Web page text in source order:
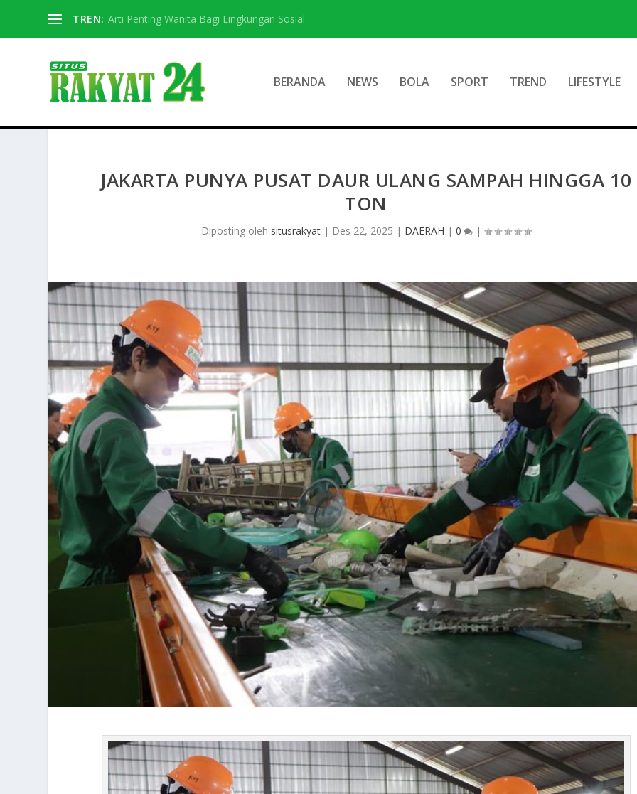
TREN: Arti Penting Wanita Bagi Lingkungan Sosial
BERANDA NEWS BOLA SPORT TREND LIFESTYLE
JAKARTA PUNYA PUSAT DAUR ULANG SAMPAH HINGGA 10
TON
Diposting oleh situsrakyat| Des 22, 2025 | DAERAH | 0 |